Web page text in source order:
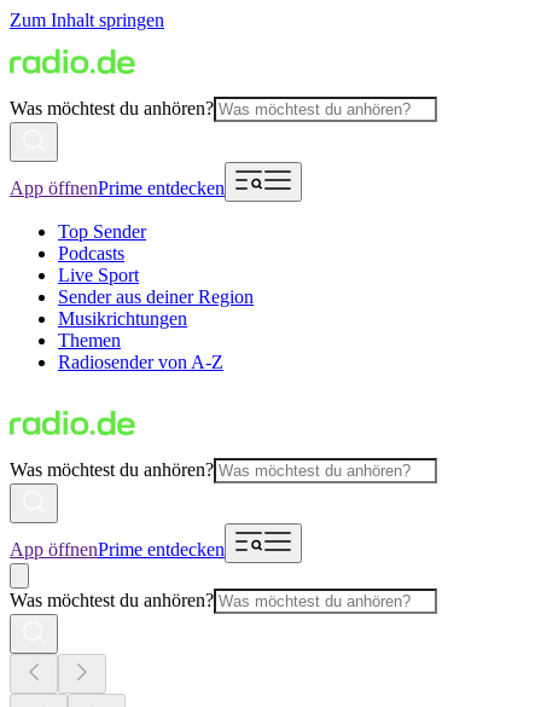
Zum Inhalt springen
Was möchtest du anhören?
App öffnenPrime entdecken
Top Sender
Podcasts
Live Sport
Sender aus deiner Region
Musikrichtungen
Themen
Radiosender von A-Z
Was möchtest du anhören?
App öffnenPrime entdecken
Was möchtest du anhören?